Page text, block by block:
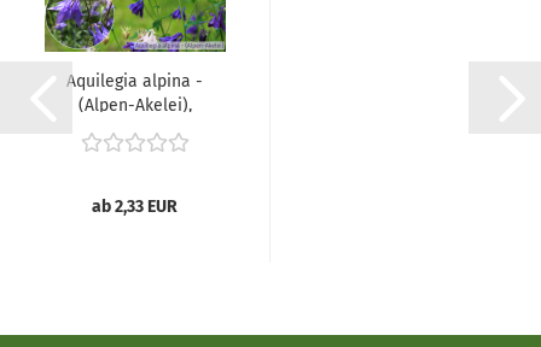
Aquilegia alpina -
(Alpen-Akelei),
ab 2,33 EUR